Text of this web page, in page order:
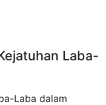
Laba-
Laba dalam